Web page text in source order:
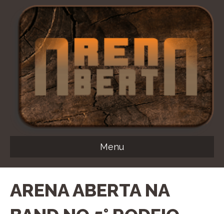
Menu
ARENA ABERTA NA